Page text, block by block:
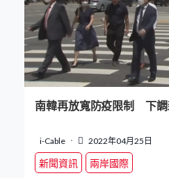
南韓再放寬防疫限制 下調
i-Cable 2022年04月25日
新聞資訊 兩岸國際